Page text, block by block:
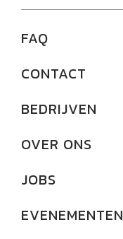
FAQ
CONTACT
BEDRIJVEN
OVER ONS
JOBS
EVENEMENTEN